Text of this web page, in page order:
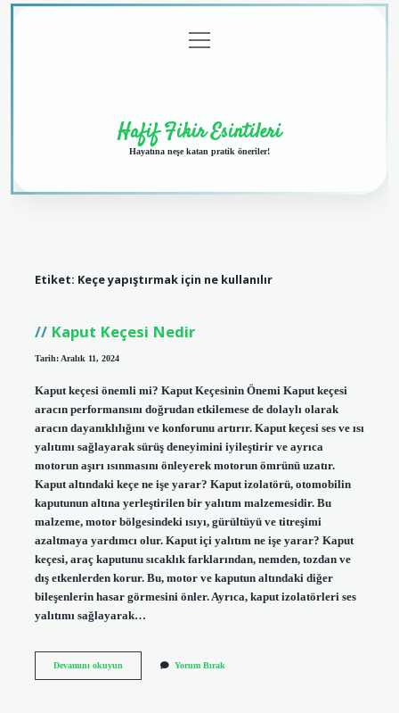
menüyü
aç
Hafif Fikir Esintileri
Hayatına neşe katan pratik öneriler!
Etiket: Keçe yapıştırmak için ne kullanılır
Kaput Keçesi Nedir
Tarih: Aralık 11, 2024
Kaput keçesi önemli mi? Kaput Keçesinin Önemi Kaput keçesi
aracın performansını doğrudan etkilemese de dolaylı olarak
aracın dayanıklılığını ve konforunu artırır. Kaput keçesi ses ve ısı
yalıtımı sağlayarak sürüş deneyimini iyileştirir ve ayrıca
motorun aşırı ısınmasını önleyerek motorun ömrünü uzatır.
Kaput altındaki keçe ne işe yarar? Kaput izolatörü, otomobilin
kaputunun altına yerleştirilen bir yalıtım malzemesidir. Bu
malzeme, motor bölgesindeki ısıyı, gürültüyü ve titreşimi
azaltmaya yardımcı olur. Kaput içi yalıtım ne işe yarar? Kaput
keçesi, araç kaputunu sıcaklık farklarından, nemden, tozdan ve
dış etkenlerden korur. Bu, motor ve kaputun altındaki diğer
bileşenlerin hasar görmesini önler. Ayrıca, kaput izolatörleri ses
yalıtımı sağlayarak…
Devamını okuyunKaput
Yorum Bırak